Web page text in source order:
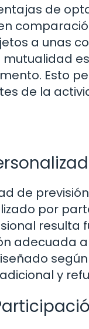
de
a unas
mutualidad
Esto
de la
de
por
resulta
adecuada
y